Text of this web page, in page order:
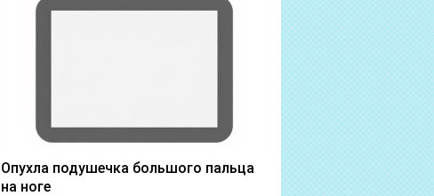
Опухла подушечка большого пальца
на ноге